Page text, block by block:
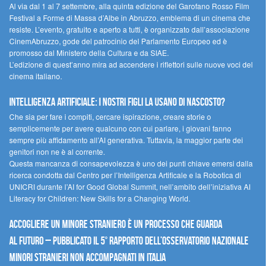
Al via dal 1 al 7 settembre, alla quinta edizione del Garofano Rosso Film
Festival a Forme di Massa d’Albe in Abruzzo, emblema di un cinema che
resiste. L’evento, gratuito e aperto a tutti, è organizzato dall’associazione
CinemAbruzzo, gode del patrocinio del Parlamento Europeo ed è
promosso dal Ministero della Cultura e da SIAE.
L’edizione di quest’anno mira ad accendere i riflettori sulle nuove voci del
cinema italiano.
Intelligenza artificiale: i nostri figli la usano di nascosto?
Che sia per fare i compiti, cercare ispirazione, creare storie o
semplicemente per avere qualcuno con cui parlare, i giovani fanno
sempre più affidamento all’AI generativa. Tuttavia, la maggior parte dei
genitori non ne è al corrente.
Questa mancanza di consapevolezza è uno dei punti chiave emersi dalla
ricerca condotta dal Centro per l’Intelligenza Artificale e la Robotica di
UNICRI durante l’AI for Good Global Summit, nell’ambito dell’iniziativa AI
Literacy for Children: New Skills for a Changing World.
Accogliere un minore straniero è un processo che guarda
al futuro – Pubblicato il 5° rapporto dell’Osservatorio Nazionale
Minori Stranieri Non Accompagnati in Italia